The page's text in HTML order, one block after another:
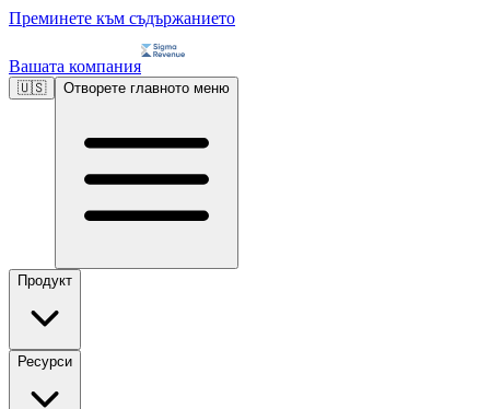
Преминете към съдържанието
Вашата компания
🇺🇸 Отворете главното меню
Продукт
Ресурси